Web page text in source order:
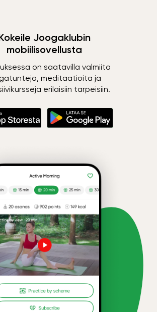
Joogaklubin
mobiilisovellusta
on saatavilla valmiita
meditaatioita ja
erilaisiin tarpeisiin.